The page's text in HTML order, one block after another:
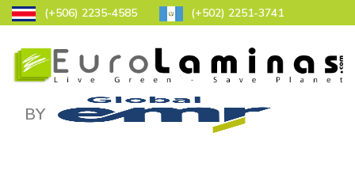
(+506) 2235-4585 (+502) 2251-3741
BY